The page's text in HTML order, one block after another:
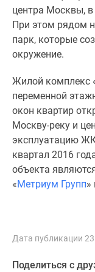
Дзен
Машино-
места
Апартаменты
ипотека
#рассрочка
ИТ-
ипотека
Квартиры
скидками
360°
Субсидированная
центра Москвы,
При этом рядом
парк, которые
окружение.
Жилой комплекс
переменной
окон квартир
Москву-реку и
эксплуатацию
квартал 2016
объекта
«Метриум Групп»
Дата публикации
Поделиться с